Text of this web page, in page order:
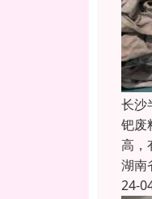
长沙
钯废
高，
湖南
24-